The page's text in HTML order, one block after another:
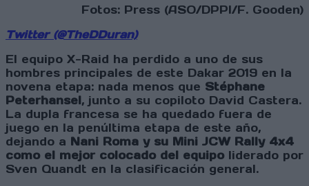
Fotos: Press (ASO/DPPI/F. Gooden)
Twitter (@TheDDuran)
El equipo X-Raid ha perdido a uno de sus
hombres principales de este Dakar 2019 en la
novena etapa: nada menos que Stéphane
Peterhansel, junto a su copiloto David Castera.
La dupla francesa se ha quedado fuera de
juego en la penúltima etapa de este año,
dejando a Nani Roma y su Mini JCW Rally 4x4
como el mejor colocado del equipo liderado por
Sven Quandt en la clasificación general.